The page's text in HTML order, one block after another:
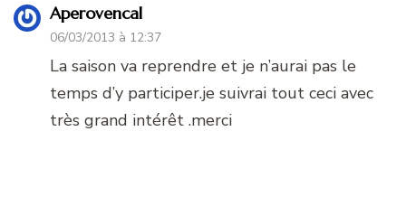
Aperovencal
06/03/2013 à 12:37
La saison va reprendre et je n’aurai pas le
temps d’y participer.je suivrai tout ceci avec
très grand intérêt .merci